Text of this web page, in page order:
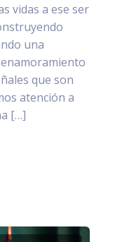
vidas a ese ser
una
que son
atención a
[…]